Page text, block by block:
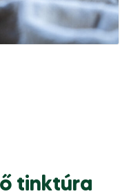
tinktúra